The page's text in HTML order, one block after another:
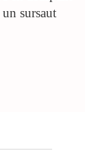
sursaut